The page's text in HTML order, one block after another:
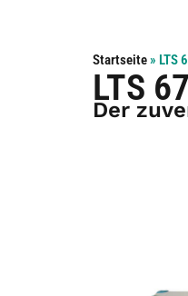
Startseite» LTS
LTS
Der